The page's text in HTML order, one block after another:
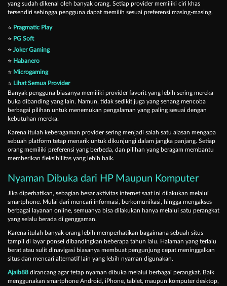
yang sudah dikenal oleh banyak orang. Setiap provider memiliki ciri khas
tersendiri sehingga pengguna dapat memilih sesuai preferensi masing-masing.
⭐ Pragmatic Play
⭐ PG Soft
⭐ Joker Gaming
⭐ Habanero
⭐ Microgaming
⭐ Lihat Semua Provider
Banyak pengguna biasanya memiliki provider favorit yang lebih sering mereka
buka dibanding yang lain. Namun, tidak sedikit juga yang senang mencoba
berbagai pilihan untuk menemukan pengalaman yang paling sesuai dengan
kebutuhan mereka.
Karena itulah keberagaman provider sering menjadi salah satu alasan mengapa
sebuah platform tetap menarik untuk dikunjungi dalam jangka panjang. Setiap
orang memiliki preferensi yang berbeda, dan pilihan yang beragam membantu
memberikan fleksibilitas yang lebih baik.
Nyaman Dibuka dari HP Maupun Komputer
Jika diperhatikan, sebagian besar aktivitas internet saat ini dilakukan melalui
smartphone. Mulai dari mencari informasi, berkomunikasi, hingga mengakses
berbagai layanan online, semuanya bisa dilakukan hanya melalui satu perangkat
yang selalu berada di genggaman.
Karena itulah banyak orang lebih memperhatikan bagaimana sebuah situs
tampil di layar ponsel dibandingkan beberapa tahun lalu. Halaman yang terlalu
berat atau sulit dinavigasi biasanya membuat pengunjung cepat meninggalkan
situs dan mencari alternatif lain yang lebih nyaman digunakan.
Ajaib88 dirancang agar tetap nyaman dibuka melalui berbagai perangkat. Baik
menggunakan smartphone Android, iPhone, tablet, maupun komputer desktop,